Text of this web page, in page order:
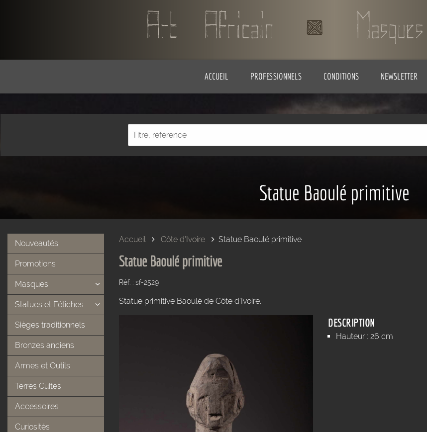
ACCUEIL PROFESSIONNELS CONDITIONS NEWSLETTER
Statue Baoulé primitive
Nouveautés
Promotions
Masques
Statues et Fétiches
Sièges traditionnels
Bronzes anciens
Armes et Outils
Terres Cuites
Accessoires
Curiosités
Accueil Côte d'Ivoire Statue Baoulé primitive
Statue Baoulé primitive
Réf. : sf-2529
Statue primitive Baoulé de Côte d'Ivoire.
DESCRIPTION
Hauteur : 26 cm